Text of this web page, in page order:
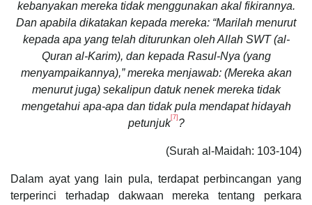
kebanyakan mereka tidak menggunakan akal fikirannya.
Dan apabila dikatakan kepada mereka: “Marilah menurut
kepada apa yang telah diturunkan oleh Allah SWT (al-
Quran al-Karim), dan kepada Rasul-Nya (yang
menyampaikannya),” mereka menjawab: (Mereka akan
menurut juga) sekalipun datuk nenek mereka tidak
mengetahui apa-apa dan tidak pula mendapat hidayah
petunjuk[7] ?
(Surah al-Maidah: 103-104)
Dalam ayat yang lain pula, terdapat perbincangan yang
terperinci terhadap dakwaan mereka tentang perkara